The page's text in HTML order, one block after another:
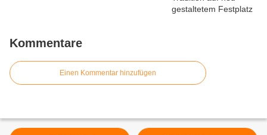
Kommentare
Einen Kommentar hinzufügen